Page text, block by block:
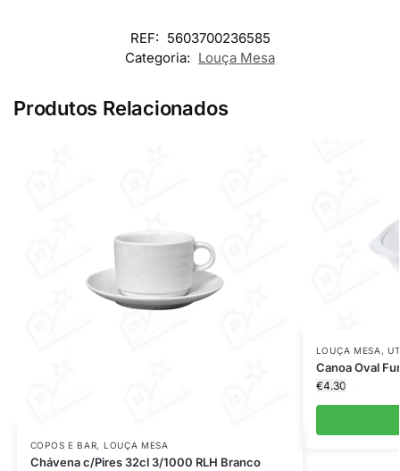
REF: 5603700236585
Categoria: Louça Mesa
Produtos Relacionados
COPOS E BAR, LOUÇA MESA
Chávena c/Pires 32cl 3/1000 RLH Branco
LOUÇA MESA ,
Canoa Oval
€4.30